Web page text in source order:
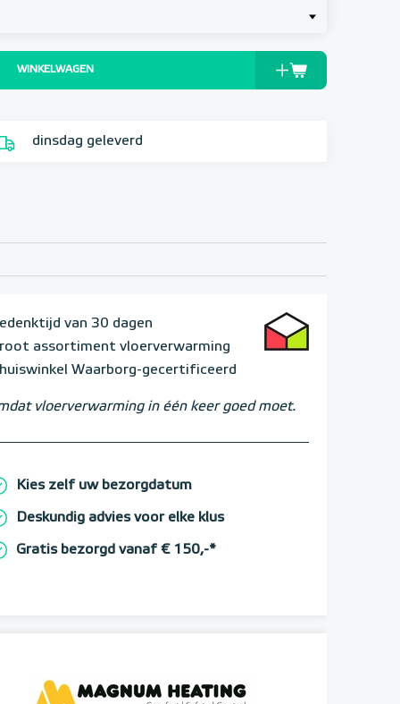
WINKELWAGEN
dinsdag geleverd
van 30 dagen
assortiment vloerverwarming
Waarborg-gecertificeerd
vloerverwarming in één keer goed moet.
Kies zelf uw bezorgdatum
Deskundig advies voor elke klus
Gratis bezorgd vanaf € 150,-*